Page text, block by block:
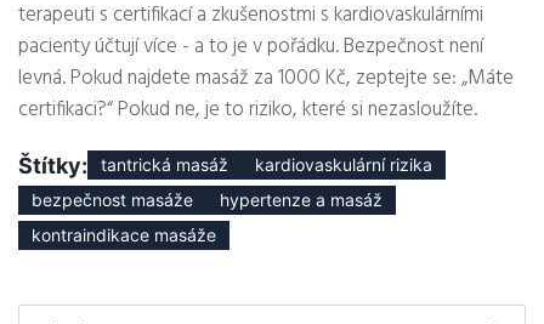
terapeuti s certifikací a zkušenostmi s kardiovaskulárními
pacienty účtují více - a to je v pořádku. Bezpečnost není
levná. Pokud najdete masáž za 1000 Kč, zeptejte se: „Máte
certifikaci?“ Pokud ne, je to riziko, které si nezasloužíte.
Štítky: tantrická masáž
kardiovaskulární rizika
bezpečnost masáže
hypertenze a masáž
kontraindikace masáže